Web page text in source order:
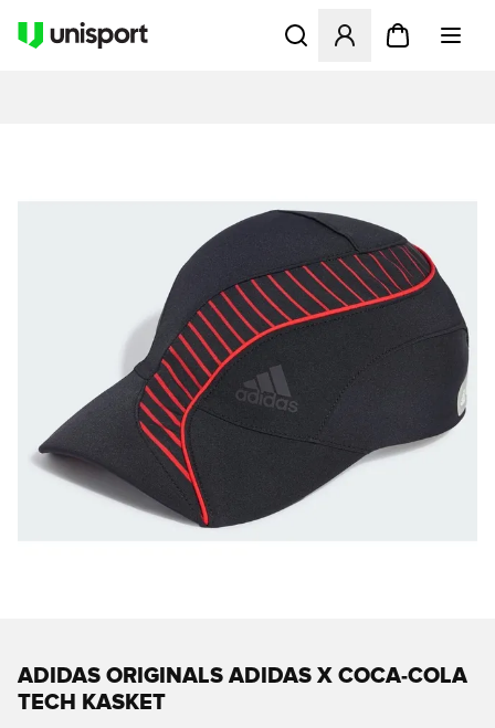
Åbner en Modal til at
ADIDAS ORIGINALS ADIDAS X COCA-COLA
TECH KASKET